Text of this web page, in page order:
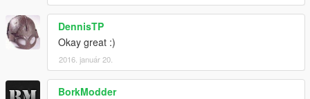
DennisTP
Okay great :)
2016. január 20.
BorkModder